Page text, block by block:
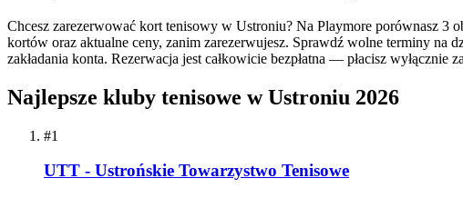
Chcesz zarezerwować kort tenisowy w Ustroniu? Na Playmore porównasz
kortów oraz aktualne ceny, zanim zarezerwujesz. Sprawdź wolne terminy na
zakładania konta. Rezerwacja jest całkowicie bezpłatna — płacisz
Najlepsze kluby tenisowe w Ustroniu 2026
#1
UTT - Ustrońskie Towarzystwo Tenisowe